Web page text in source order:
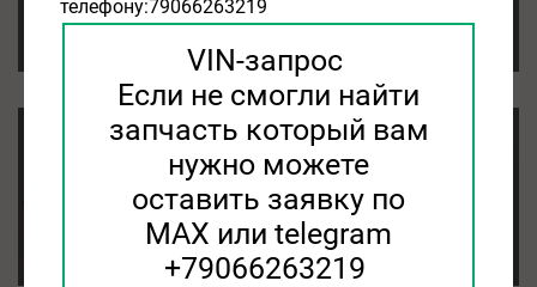
воздушный фильтр kia rio 3
фильтр воздушный kia sorento
фильтр воздушный kia sorento
телефону:79066263219
VIN-запрос
Если не смогли найти
запчасть который вам
нужно можете
оставить заявку по
MAX или telegram
+79066263219